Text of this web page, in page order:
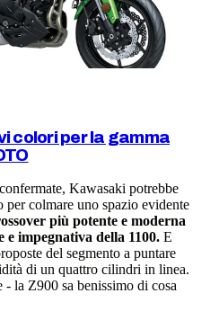
colori per la gamma
Kawasaki potrebbe
colmare uno spazio evidente
più potente e moderna
e impegnativa della 1100. E
del segmento a puntare
di un quattro cilindri in linea.
la Z900 sa benissimo di cosa